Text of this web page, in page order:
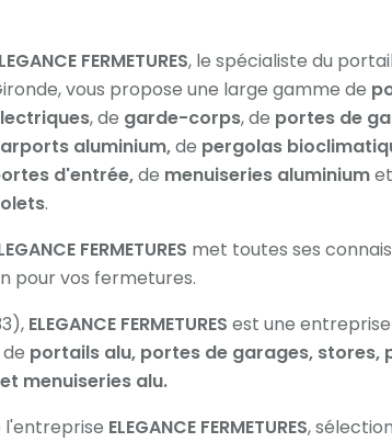
FERMETURES, le spécialiste du
vous propose une large gamme de
, de garde-corps, de portes de
aluminium,de pergolas
d'entrée,de menuiseries aluminium
.
FERMETURES met toutes ses
pour vos fermetures.
ELEGANCE FERMETURES est une
portails alu, portes de garages, stores,
menuiseries alu.
l'entreprise ELEGANCE FERMETURES,